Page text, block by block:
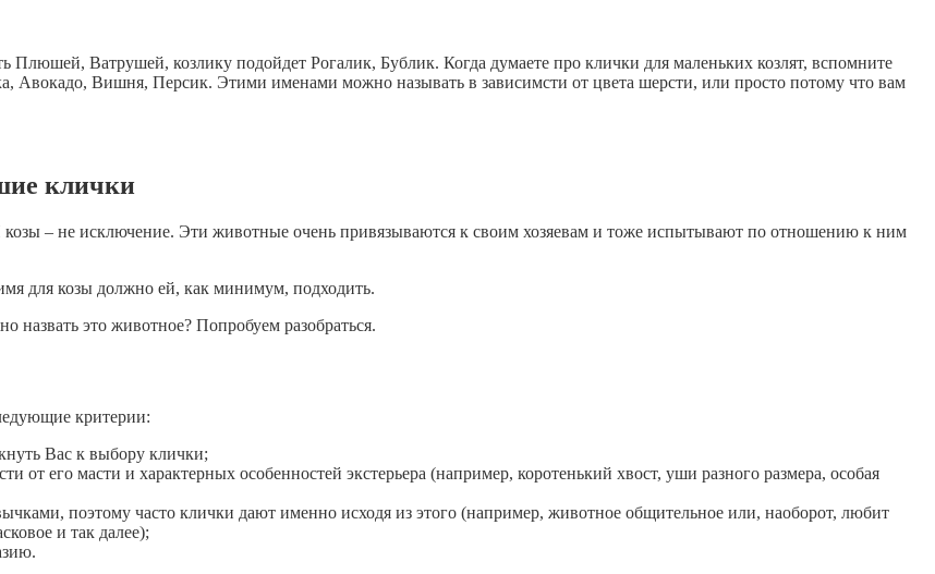
Плюшей, Ватрушей, козлику подойдет Рогалик, Бублик. Когда думаете про клички для маленьких козлят, вспомните
Авокадо, Вишня, Персик. Этими именами можно называть в зависимсти от цвета шерсти, или просто потому что вам
клички
– не исключение. Эти животные очень привязываются к своим хозяевам и тоже испытывают по отношению к ним
для козы должно ей, как минимум, подходить.
это животное? Попробуем разобраться.
критерии:
Вас к выбору клички;
от его масти и характерных особенностей экстерьера (например, коротенький хвост, уши разного размера, особая
поэтому часто клички дают именно исходя из этого (например, животное общительное или, наоборот, любит
и так далее);